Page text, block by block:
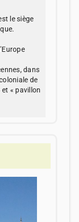
le siège
dans
de
et « pavillon